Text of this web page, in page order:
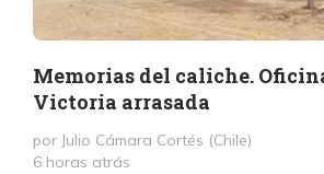
Memorias del caliche.
Victoria arrasada
por Julio Cámara Cortés (Chile)
6 horas atrás